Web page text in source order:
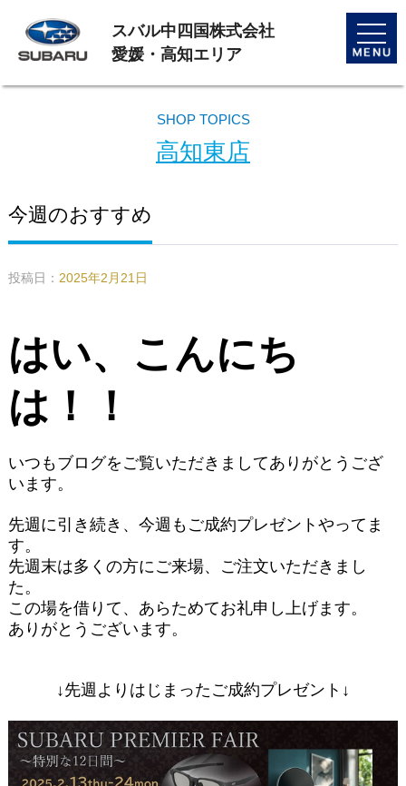
toggle
スバル中四国株式会社
愛媛・高知エリア
SHOP TOPICS
高知東店
今週のおすすめ
投稿日： 2025年2月21日
はい、こんにち
は！！
いつもブログをご覧いただきましてありがとうござ
います。
先週に引き続き、今週もご成約プレゼントやってま
す。
先週末は多くの方にご来場、ご注文いただきまし
た。
この場を借りて、あらためてお礼申し上げます。
ありがとうございます。
↓先週よりはじまったご成約プレゼント↓